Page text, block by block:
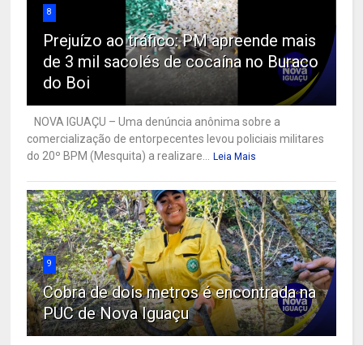
8
Prejuízo ao tráfico: PM apreende mais
de 3 mil sacolés de cocaína no Buraco
do Boi
NOVA IGUAÇU – Uma denúncia anônima sobre a
comercialização de entorpecentes levou policiais militares
do 20º BPM (Mesquita) a realizare... Leia Mais
9
Cobra de dois metros é encontrada na
PUC de Nova Iguaçu